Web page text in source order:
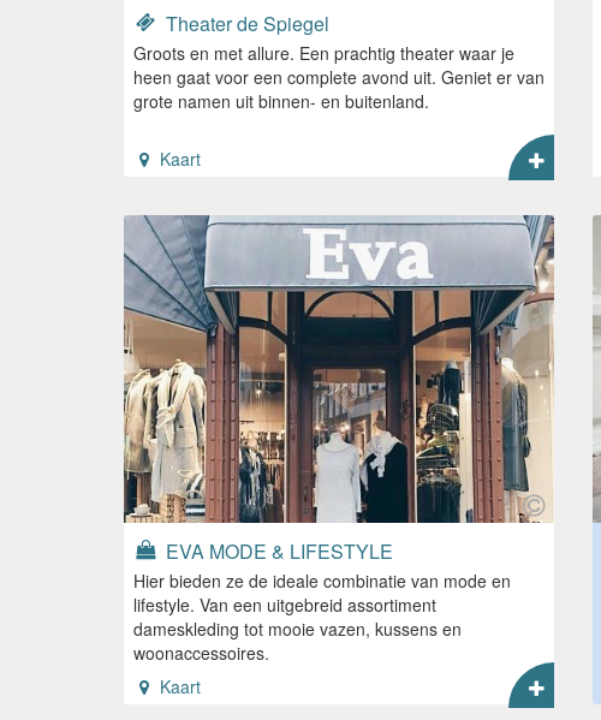
Theater de Spiegel
Groots en met allure. Een prachtig theater waar je
heen gaat voor een complete avond uit. Geniet er van
grote namen uit binnen- en buitenland.
Kaart
EVA MODE & LIFESTYLE
Hier bieden ze de ideale combinatie van mode en
lifestyle. Van een uitgebreid assortiment
dameskleding tot mooie vazen, kussens en
woonaccessoires.
Kaart